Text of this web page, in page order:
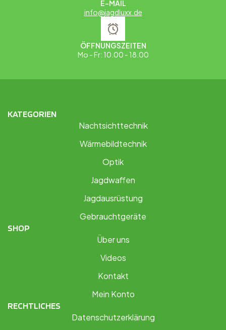
E-MAIL
info@jagdluxx.de
ÖFFNUNGSZEITEN
Mo - Fr: 10.00 - 18.00
KATEGORIEN
Nachtsichttechnik
Wärmebildtechnik
Optik
Jagdwaffen
Jagdausrüstung
Gebrauchtgeräte
SHOP
Über uns
Videos
Kontakt
Mein Konto
RECHTLICHES
Datenschutzerklärung